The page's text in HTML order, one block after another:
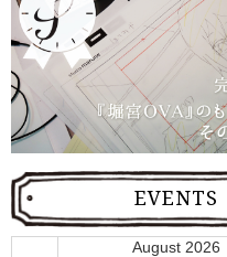
EVENTS
August 2026